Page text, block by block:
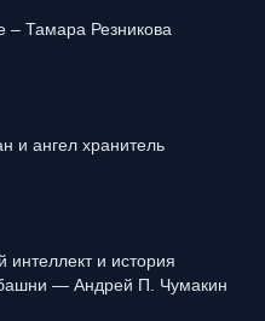
– Тамара Резникова
и ангел хранитель
интеллект и история
— Андрей П. Чумакин